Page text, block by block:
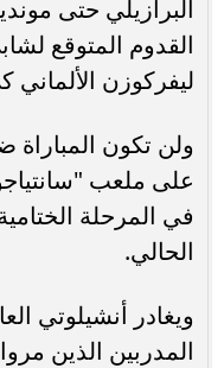
القدوم المتوقع
ليفركوزن
ولن تكون المباراة
على ملعب
الحالي.
ويغادر أنشيلوتي
المدربين الذين